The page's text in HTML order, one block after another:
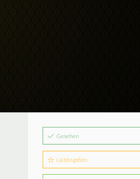
Gesehen
Lieblingsfilm